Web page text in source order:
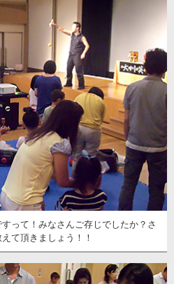
って！みなさんご存じでしたか？さ
て頂きましょう！！